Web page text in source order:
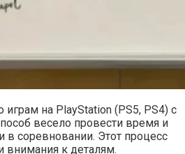
играм на PlayStation (PS5, PS4) с
весело провести время и
в соревновании. Этот процесс
внимания к деталям.